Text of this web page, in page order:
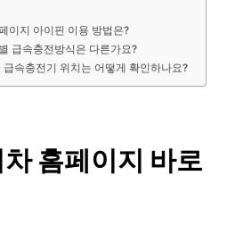
이지 아이핀 이용 방법은?
급속충전방식은 다른가요?
급속충전기 위치는 어떻게 확인하나요?
홈페이지 바로